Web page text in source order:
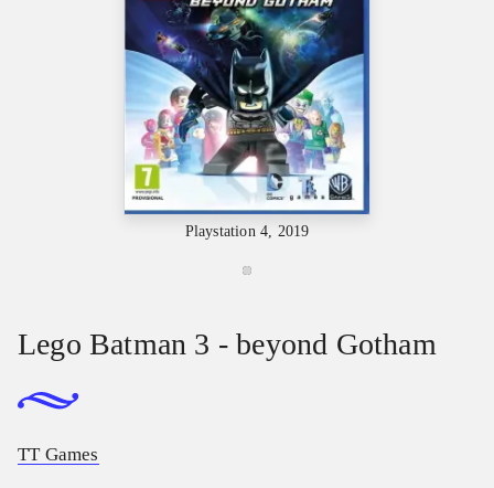
Playstation 4, 2019
Lego Batman 3 - beyond Gotham
TT Games